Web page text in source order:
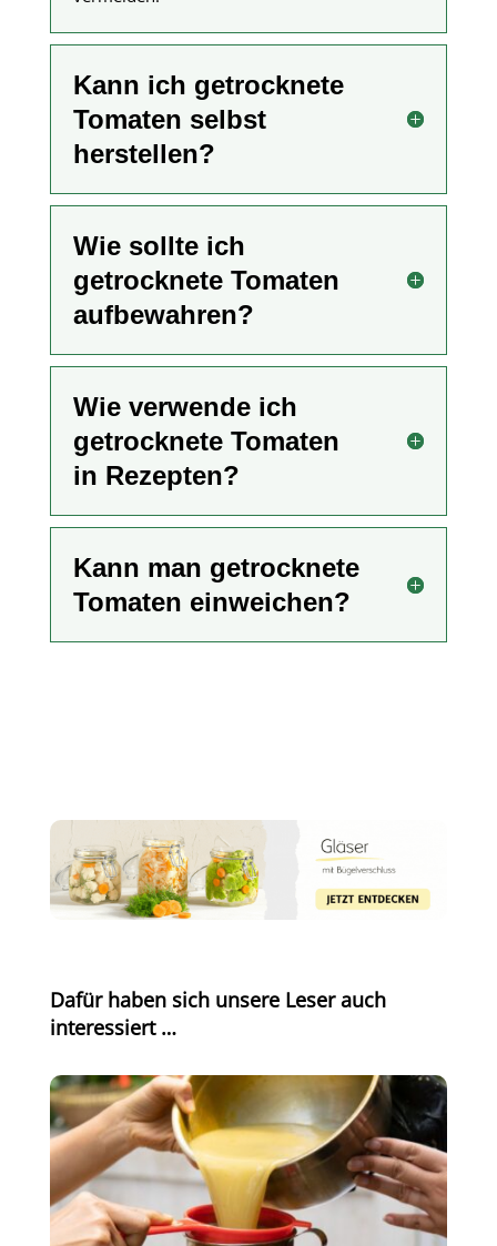
Kann ich getrocknete
Tomaten selbst
herstellen?
Wie sollte ich
getrocknete Tomaten
aufbewahren?
Wie verwende ich
getrocknete Tomaten
in Rezepten?
Kann man getrocknete
Tomaten einweichen?
Dafür haben sich unsere Leser auch
interessiert …